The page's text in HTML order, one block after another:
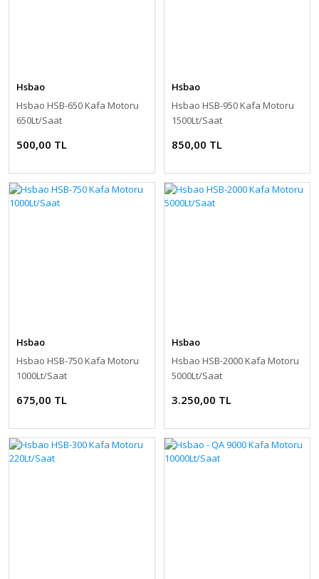
Hsbao
Hsbao HSB-650 Kafa Motoru
650Lt/Saat
500,00 TL
Hsbao
Hsbao HSB-950 Kafa Motoru
1500Lt/Saat
850,00 TL
Hsbao
Hsbao HSB-750 Kafa Motoru
1000Lt/Saat
675,00 TL
Hsbao
Hsbao HSB-2000 Kafa Motoru
5000Lt/Saat
3.250,00 TL